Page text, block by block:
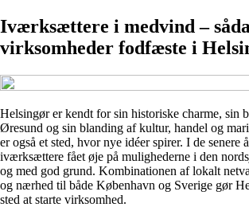
Iværksættere i medvind –
virksomheder fodfæste i
Helsingør er kendt for sin historiske charme, sin
Øresund og sin blanding af kultur, handel og
er også et sted, hvor nye idéer spirer. I de senere
iværksættere fået øje på mulighederne i den
og med god grund. Kombinationen af lokalt
og nærhed til både København og Sverige gør
sted at starte virksomhed.